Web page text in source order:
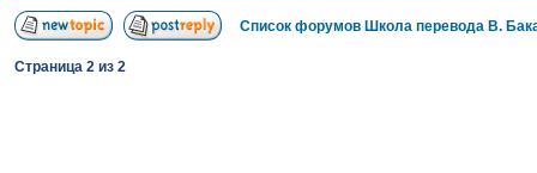
Список форумов Школа перевода В.
Страница 2 из 2